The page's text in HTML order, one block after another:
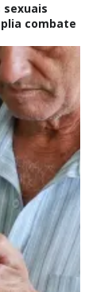
sexuais
combate